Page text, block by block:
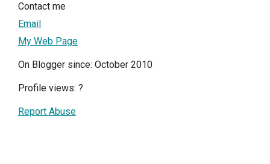
Contact me
Email
My Web Page
On Blogger since: October 2010
Profile views: ?
Report Abuse